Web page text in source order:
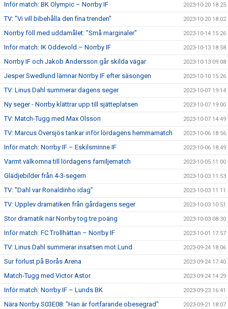
Inför match: BK Olympic – Norrby IF 2023-10-20 18:25
TV: "Vi vill bibehålla den fina trenden" 2023-10-20 18:02
Norrby föll med uddamålet: "Små marginaler" 2023-10-14 15:26
Inför match: IK Oddevold – Norrby IF 2023-10-13 18:58
Norrby IF och Jakob Andersson går skilda vägar 2023-10-13 09:08
Jesper Swedlund lämnar Norrby IF efter säsongen 2023-10-10 15:26
TV: Linus Dahl summerar dagens seger 2023-10-07 19:14
Ny seger - Norrby klättrar upp till sjätteplatsen 2023-10-07 19:00
TV: Match-Tugg med Max Olsson 2023-10-07 14:49
TV: Marcus Översjös tankar inför lördagens hemmamatch 2023-10-06 18:56
Inför match: Norrby IF – Eskilsminne IF 2023-10-06 18:49
Varmt välkomna till lördagens familjematch 2023-10-05 11:00
Glädjebilder från 4-3-segern 2023-10-03 11:53
TV: "Dahl var Ronaldinho idag" 2023-10-03 11:11
TV: Upplev dramatiken från gårdagens seger 2023-10-03 10:51
Stor dramatik när Norrby tog tre poäng 2023-10-03 08:30
Inför match: FC Trollhättan – Norrby IF 2023-10-01 17:57
TV: Linus Dahl summerar insatsen mot Lund 2023-09-24 18:06
Sur förlust på Borås Arena 2023-09-24 17:40
Match-Tugg med Victor Astor 2023-09-24 14:29
Inför match: Norrby IF – Lunds BK 2023-09-23 16:41
Nära Norrby S03E08: "Han är fortfarande obesegrad" 2023-09-21 18:07